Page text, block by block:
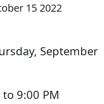
15 2022
September
9:00 PM